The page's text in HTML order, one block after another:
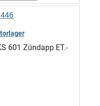
601 Zündapp ET.-